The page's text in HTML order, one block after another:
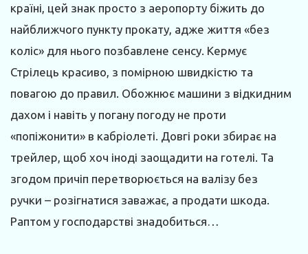
країні, цей знак просто з аеропорту біжить до
найближчого пункту прокату, адже життя «без
коліс» для нього позбавлене сенсу. Кермує
Стрілець красиво, з помірною швидкістю та
повагою до правил. Обожнює машини з відкидним
дахом і навіть у погану погоду не проти
«попіжонити» в кабріолеті. Довгі роки збирає на
трейлер, щоб хоч іноді заощадити на готелі. Та
згодом причіп перетворюється на валізу без
ручки – розігнатися заважає, а продати шкода.
Раптом у господарстві знадобиться…